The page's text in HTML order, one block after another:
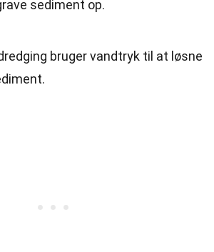
sediment op.
bruger vandtryk til at løsne